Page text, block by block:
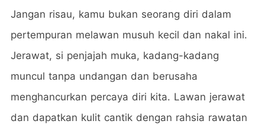
Jangan risau, kamu bukan seorang diri dalam
pertempuran melawan musuh kecil dan nakal ini.
Jerawat, si penjajah muka, kadang-kadang
muncul tanpa undangan dan berusaha
menghancurkan percaya diri kita. Lawan jerawat
dan dapatkan kulit cantik dengan rahsia rawatan